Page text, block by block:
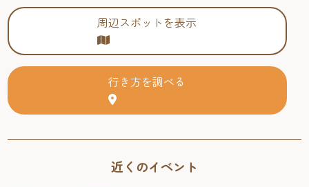
周辺スポットを表示
行き方を調べる
近くのイベント